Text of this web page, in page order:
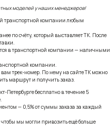
моделей у наших менеджеров!
транспортной компании любым
по счёту, который выставляет ТК. После
в транспортной компании — наличными
компании.
трек-номер. По нему на сайте ТК можно
маршрут и получить заказ.
Петербурге бесплатно в течение 5
— 0,5% от суммы заказа за каждый
мы могли привозить ещё больше